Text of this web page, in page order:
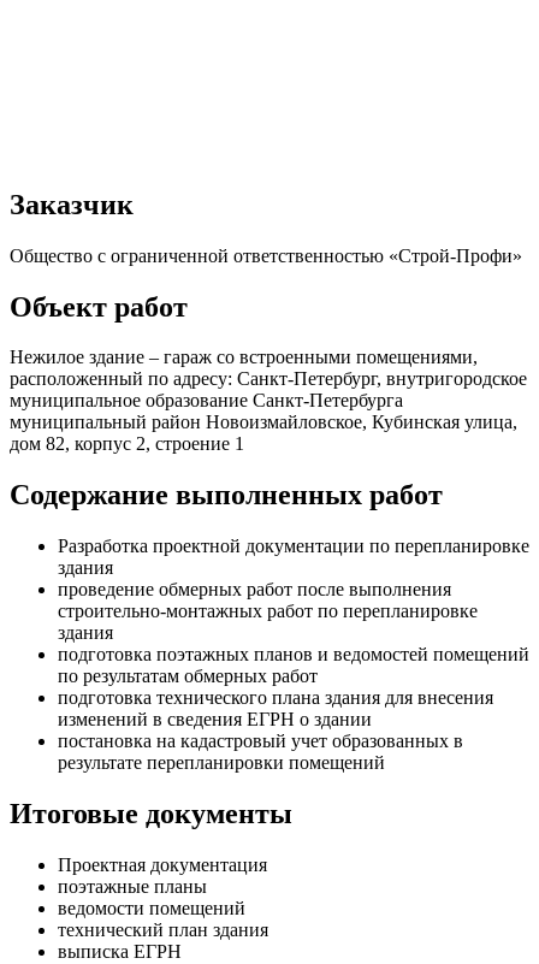
Заказчик
Общество с ограниченной ответственностью «Строй-Профи»
Объект работ
Нежилое здание – гараж со встроенными помещениями,
расположенный по адресу: Санкт-Петербург, внутригородское
муниципальное образование Санкт-Петербурга
муниципальный район Новоизмайловское, Кубинская улица,
дом 82, корпус 2, строение 1
Содержание выполненных работ
Разработка проектной документации по перепланировке
здания
проведение обмерных работ после выполнения
строительно-монтажных работ по перепланировке
здания
подготовка поэтажных планов и ведомостей помещений
по результатам обмерных работ
подготовка технического плана здания для внесения
изменений в сведения ЕГРН о здании
постановка на кадастровый учет образованных в
результате перепланировки помещений
Итоговые документы
Проектная документация
поэтажные планы
ведомости помещений
технический план здания
выписка ЕГРН